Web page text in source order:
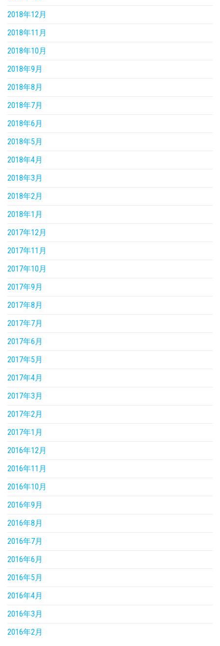
2018年12月
2018年11月
2018年10月
2018年9月
2018年8月
2018年7月
2018年6月
2018年5月
2018年4月
2018年3月
2018年2月
2018年1月
2017年12月
2017年11月
2017年10月
2017年9月
2017年8月
2017年7月
2017年6月
2017年5月
2017年4月
2017年3月
2017年2月
2017年1月
2016年12月
2016年11月
2016年10月
2016年9月
2016年8月
2016年7月
2016年6月
2016年5月
2016年4月
2016年3月
2016年2月